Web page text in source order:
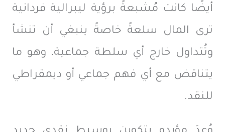
أيضًا كانت مُشبعةً برؤية ليبرالية فردانية
ترى المال سلعةً خاصةً ينبغي أن تنشأ
وتُتداول خارج أي سلطة جماعية، وهو ما
يتناقض مع أي فهم جماعي أو ديمقراطي
للنقد.